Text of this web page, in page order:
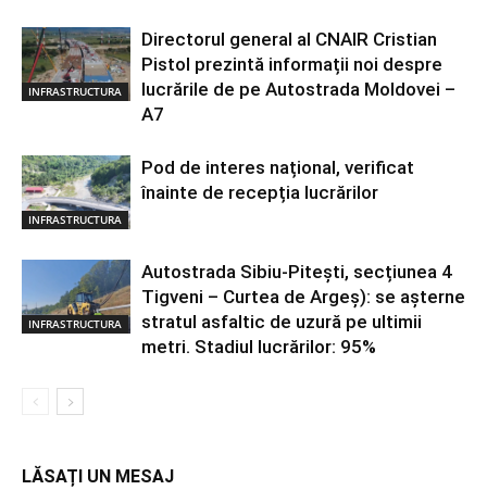
INFRASTRUCTURA
Directorul general al CNAIR Cristian
Pistol prezintă informații noi despre
lucrările de pe Autostrada Moldovei –
A7
INFRASTRUCTURA
Pod de interes național, verificat
înainte de recepția lucrărilor
INFRASTRUCTURA
Autostrada Sibiu-Pitești, secțiunea 4
Tigveni – Curtea de Argeș): se așterne
stratul asfaltic de uzură pe ultimii
metri. Stadiul lucrărilor: 95%
LĂSAȚI UN MESAJ